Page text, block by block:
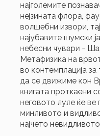
најголемите
нејзината флора,
волшебни извори,
најубавите шумски
небесни чувари -
Метафизика на
во контемплација
да се движиме кон
книгата проткаени
неговото луле ќе
минливото и
најчето